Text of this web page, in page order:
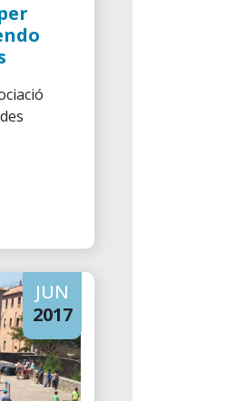
JUN
2017